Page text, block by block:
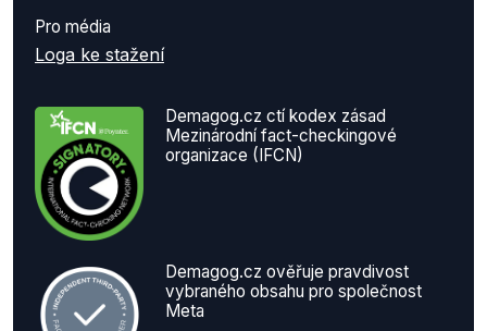
Pro média
Loga ke stažení
Demagog.cz ctí kodex zásad
Mezinárodní fact-checkingové
organizace (IFCN)
Demagog.cz ověřuje pravdivost
vybraného obsahu pro společnost
Meta